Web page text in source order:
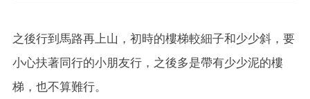
之後行到馬路再上山，初時的樓梯較細子和少少斜，要
小心扶著同行的小朋友行，之後多是帶有少少泥的樓
梯，也不算難行。